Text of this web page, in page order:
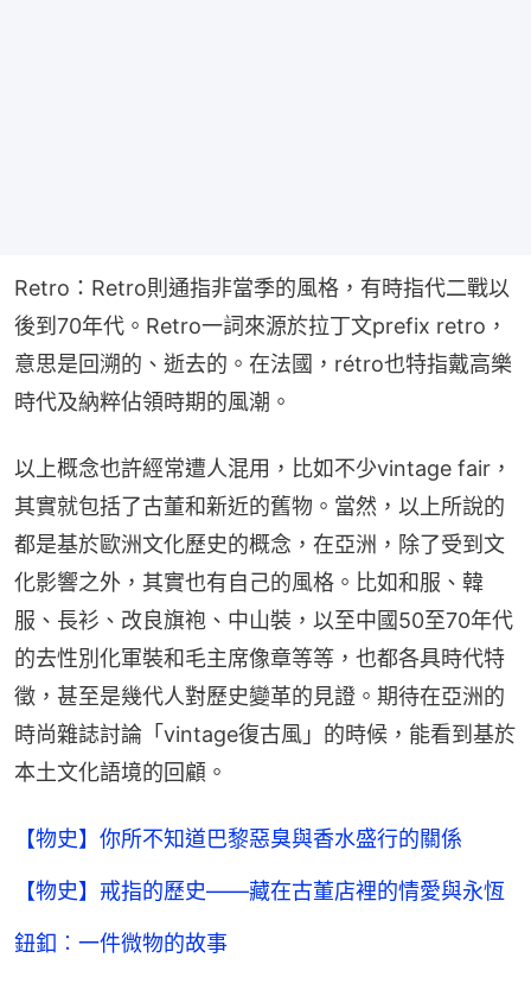
Retro：Retro則通指非當季的風格，有時指代二戰以
後到70年代。Retro一詞來源於拉丁文prefix retro，
意思是回溯的、逝去的。在法國，rétro也特指戴高樂
時代及納粹佔領時期的風潮。
以上概念也許經常遭人混用，比如不少vintage fair，
其實就包括了古董和新近的舊物。當然，以上所說的
都是基於歐洲文化歷史的概念，在亞洲，除了受到文
化影響之外，其實也有自己的風格。比如和服、韓
服、長衫、改良旗袍、中山裝，以至中國50至70年代
的去性別化軍裝和毛主席像章等等，也都各具時代特
徵，甚至是幾代人對歷史變革的見證。期待在亞洲的
時尚雜誌討論「vintage復古風」的時候，能看到基於
本土文化語境的回顧。
【物史】你所不知道巴黎惡臭與香水盛行的關係
【物史】戒指的歷史——藏在古董店裡的情愛與永恆
鈕釦︰一件微物的故事